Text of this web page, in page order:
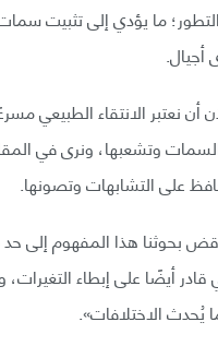
ما يؤدي إلى تثبيت
أجيال.
نعتبر الانتقاء الطبيعي
وتشعبها، ونرى في
على التشابهات وتصونها.
بحوثنا هذا المفهوم إلى حد
قادر أيضًا على إبطاء
يُحدث الاختلافات».